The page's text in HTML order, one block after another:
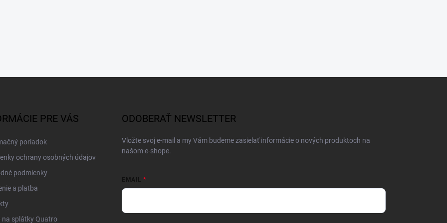
PRE VÁS
poriadok
ochrany osobných údajov
podmienky
a platba
na splátky Quatro
ODOBERAŤ NEWSLETTER
Vložte svoj e-mail a my Vám budeme zasielať informácie o nových produktoch na
našom e-shope.
EMAIL